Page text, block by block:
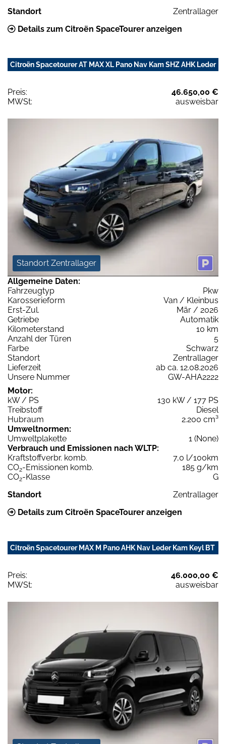
Standort
Zentrallager
Details zum Citroën SpaceTourer anzeigen
Citroën Spacetourer AT MAX XL Pano Nav Kam SHZ AHK Leder
Preis:
46.650,00 €
MWSt:
ausweisbar
Standort Zentrallager
Allgemeine Daten:
Fahrzeugtyp
Pkw
Karosserieform
Van / Kleinbus
Erst-Zul.
Mär / 2026
Getriebe
Automatik
Kilometerstand
10 km
Anzahl der Türen
5
Farbe
Schwarz
Standort
Zentrallager
Lieferzeit
ab ca. 12.08.2026
Unsere Nummer
GW-AHA2222
Motor:
kW / PS
130 kW / 177 PS
Treibstoff
Diesel
Hubraum
2.200 cm³
Umweltnormen:
Umweltplakette
1 (None)
Verbrauch und Emissionen nach WLTP:
Kraftstoffverbr. komb.
7,0 l/100km
CO2-Emissionen komb.
185 g/km
CO2-Klasse
G
Standort
Zentrallager
Details zum Citroën SpaceTourer anzeigen
Citroën Spacetourer MAX M Pano AHK Nav Leder Kam Keyl BT
Preis:
46.000,00 €
MWSt:
ausweisbar